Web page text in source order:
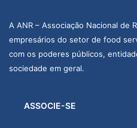
A ANR – Associação Nacional de
empresários do setor de food
com os poderes públicos,
sociedade em geral.
ASSOCIE-SE